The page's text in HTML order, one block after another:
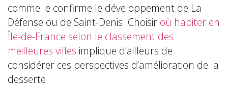
comme le confirme le développement de La
Défense ou de Saint-Denis. Choisir où habiter en
Île-de-France selon le classement des
meilleures villes implique d’ailleurs de
considérer ces perspectives d’amélioration de la
desserte.